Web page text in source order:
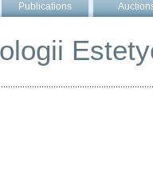
Publications